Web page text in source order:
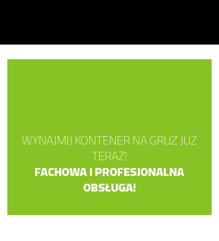
WYNAJMIJ KONTENER NA GRUZ JUŻ
TERAZ!
FACHOWA I PROFESJONALNA
OBSŁUGA!